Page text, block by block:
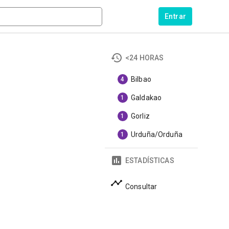
Entrar
<24 HORAS
4 Bilbao
1 Galdakao
1 Gorliz
1 Urduña/Orduña
ESTADÍSTICAS
Consultar